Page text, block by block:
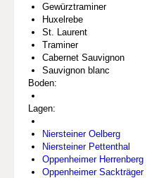
Gewürztraminer
Huxelrebe
St. Laurent
Traminer
Cabernet Sauvignon
Sauvignon blanc
Boden:
Lagen:
Niersteiner Oelberg
Niersteiner Pettenthal
Oppenheimer Herrenberg
Oppenheimer Sackträger